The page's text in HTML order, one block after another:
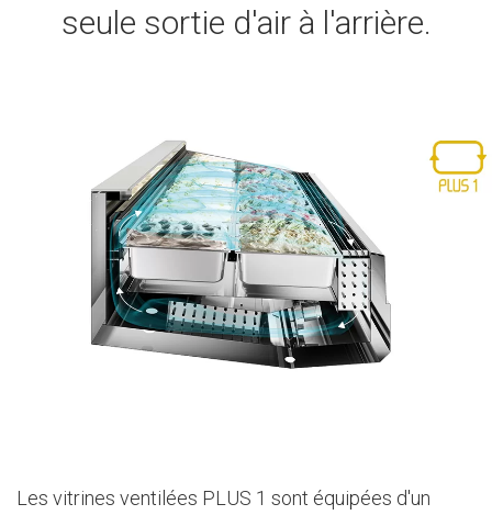
seule sortie d'air à l'arrière.
Les vitrines ventilées PLUS 1 sont équipées d'un